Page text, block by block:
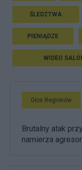
ŚLEDZTWA
PIENIĄDZE
WIDEO
Głos Regionów
Brutalny atak
namierza